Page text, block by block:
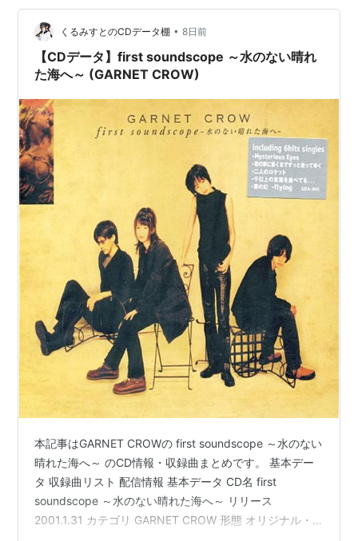
my name (『PROJECT ARMS』ED) 3.Timeless S…
くるみすとのCDデータ棚 • 8日前
【CDデータ】first soundscope ～水のない晴れ
た海へ～ (GARNET CROW)
本記事はGARNET CROWの first soundscope ～水のない
晴れた海へ～ のCD情報・収録曲まとめです。 基本デー
タ 収録曲リスト 配信情報 基本データ CD名 first
soundscope ～水のない晴れた海へ～ リリース
2001.1.31 カテゴリ GARNET CROW 形態 オリジナル・